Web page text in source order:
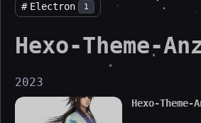
# Electron 1
Hexo-Theme-
2023
Hexo-Theme-